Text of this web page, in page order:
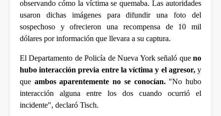
observando cómo la víctima se quemaba. Las autoridades
usaron dichas imágenes para difundir una foto del
sospechoso y ofrecieron una recompensa de 10 mil
dólares por información que llevara a su captura.
El Departamento de Policía de Nueva York señaló que no
hubo interacción previa entre la víctima y el agresor, y
que ambos aparentemente no se conocían. "No hubo
interacción alguna entre los dos cuando ocurrió el
incidente", declaró Tisch.